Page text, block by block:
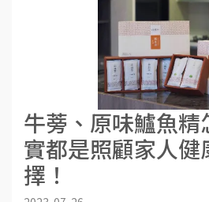
牛蒡、原味鱸魚精
實都是照顧家人健
擇！